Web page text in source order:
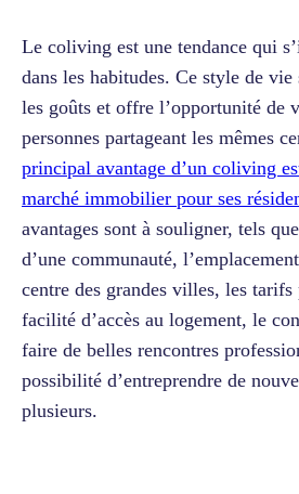
Le coliving est une tendance qui
dans les habitudes. Ce style de vie
les goûts et offre l’opportunité de
personnes partageant les mêmes
principal avantage d’un coliving
marché immobilier pour ses
avantages sont à souligner, tels
d’une communauté,
centre des grandes villes, les
facilité d’accès au logement, le
faire de belles rencontres
possibilité d’entreprendre de
plusieurs.